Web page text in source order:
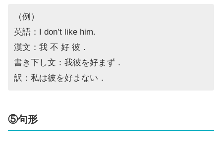
（例）
英語：I don’t like him.
漢文：我 不 好 彼．
書き下し文：我彼を好まず．
訳：私は彼を好まない．
⑤句形